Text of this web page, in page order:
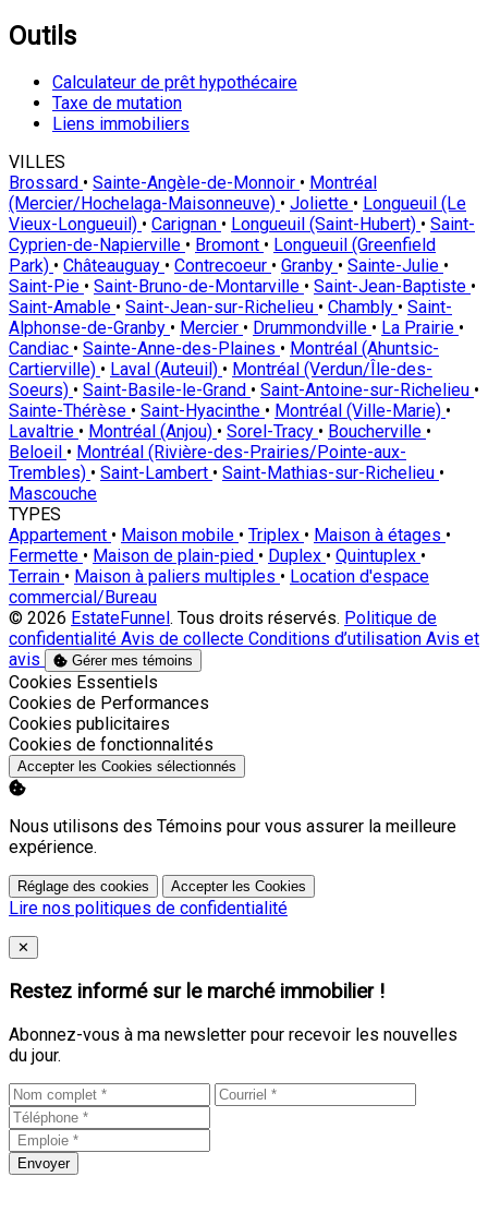
Outils
Calculateur de prêt hypothécaire
Taxe de mutation
Liens immobiliers
VILLES
Brossard • Sainte-Angèle-de-Monnoir • Montréal
(Mercier/Hochelaga-Maisonneuve) • Joliette • Longueuil (Le
Vieux-Longueuil) • Carignan • Longueuil (Saint-Hubert) • Saint-
Cyprien-de-Napierville • Bromont • Longueuil (Greenfield
Park) • Châteauguay • Contrecoeur • Granby • Sainte-Julie •
Saint-Pie • Saint-Bruno-de-Montarville • Saint-Jean-Baptiste •
Saint-Amable • Saint-Jean-sur-Richelieu • Chambly • Saint-
Alphonse-de-Granby • Mercier • Drummondville • La Prairie •
Candiac • Sainte-Anne-des-Plaines • Montréal (Ahuntsic-
Cartierville) • Laval (Auteuil) • Montréal (Verdun/Île-des-
Soeurs) • Saint-Basile-le-Grand • Saint-Antoine-sur-Richelieu •
Sainte-Thérèse • Saint-Hyacinthe • Montréal (Ville-Marie) •
Lavaltrie • Montréal (Anjou) • Sorel-Tracy • Boucherville •
Beloeil • Montréal (Rivière-des-Prairies/Pointe-aux-
Trembles) • Saint-Lambert • Saint-Mathias-sur-Richelieu •
Mascouche
TYPES
Appartement • Maison mobile • Triplex • Maison à étages •
Fermette • Maison de plain-pied • Duplex • Quintuplex •
Terrain • Maison à paliers multiples • Location d'espace
commercial/Bureau
© 2026 EstateFunnel . Tous droits réservés. Politique de
confidentialité Avis de collecte Conditions d’utilisation Avis et
avis
Gérer mes témoins
Activer
Cookies Essentiels
Activer
Cookies de Performances
Activer
Cookies publicitaires
Activer
Cookies de fonctionnalités
Accepter les Cookies sélectionnés
Nous utilisons des Témoins pour vous assurer la meilleure
expérience.
Réglage des cookies Accepter les Cookies
Lire nos politiques de confidentialité
Close
✕
Restez informé sur le marché immobilier !
Abonnez-vous à ma newsletter pour recevoir les nouvelles
du jour.
Envoyer